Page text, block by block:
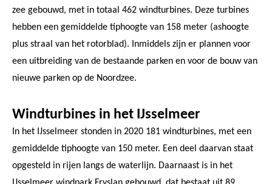
zee gebouwd, met in totaal 462 windturbines. Deze turbines
hebben een gemiddelde tiphoogte van 158 meter (ashoogte
plus straal van het rotorblad). Inmiddels zijn er plannen voor
een uitbreiding van de bestaande parken en voor de bouw van
nieuwe parken op de Noordzee.
Windturbines in het IJsselmeer
In het IJsselmeer stonden in 2020 181 windturbines, met een
gemiddelde tiphoogte van 150 meter. Een deel daarvan staat
opgesteld in rijen langs de waterlijn. Daarnaast is in het